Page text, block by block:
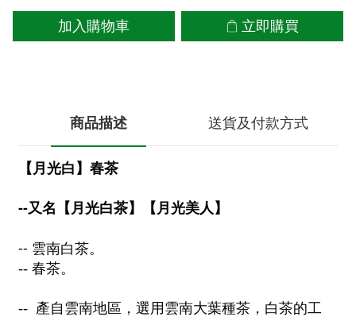
加入購物車 立即購買
商品描述 送貨及付款方式
【月光白】春茶
--又名【月光白茶】【月光美人】
-- 雲南白茶。
-- 春茶。
-- 產自雲南地區，選用雲南大葉種茶，白茶的工